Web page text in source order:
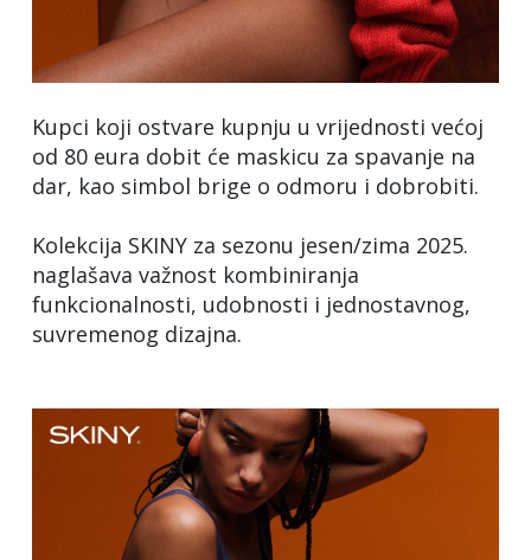
Kupci koji ostvare kupnju u vrijednosti većoj
od 80 eura dobit će maskicu za spavanje na
dar, kao simbol brige o odmoru i dobrobiti.
Kolekcija SKINY za sezonu jesen/zima 2025.
naglašava važnost kombiniranja
funkcionalnosti, udobnosti i jednostavnog,
suvremenog dizajna.